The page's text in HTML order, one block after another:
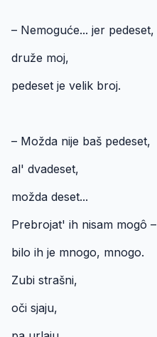
– Nemoguće... jer pedeset,
druže moj,
pedeset je velik broj.
– Možda nije baš pedeset,
аl' dvadeset,
možda deset...
Prebrojat' ih nisam mogô –
bilo ih je mnogo, mnogo.
Zubi strašni,
oči sjaju,